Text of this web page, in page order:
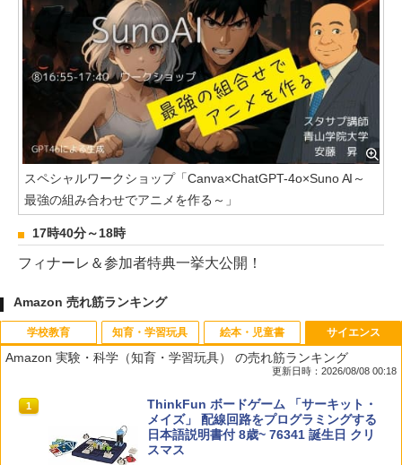
スペシャルワークショップ「Canva×ChatGPT-4o×Suno AI～
最強の組み合わせでアニメを作る～」
17時40分～18時
フィナーレ＆参加者特典一挙大公開！
Amazon 売れ筋ランキング
学校教育
1 教育者のためのコーチング入門
￥2,530
知育・学習玩具
1
Amazon Fire HD 10 キッズモデル (10イ
ンチ) ピンク 対象年齢3歳から 数千点の
キッズコンテンツが1年間使い放題
絵本・児童書
1
タッチペンで音が聞ける!はじめてずかん
1000 英語つき ([バラエティ])
￥5,478
サイエンス
Amazon 実験・科学（知育・学習玩具） の売れ筋ランキング
更新日時：2026/08/08 00:18
1
ThinkFun ボードゲーム 「サーキット・
メイズ」 配線回路をプログラミングする
日本語説明書付 8歳~ 76341 誕生日 クリ
スマス